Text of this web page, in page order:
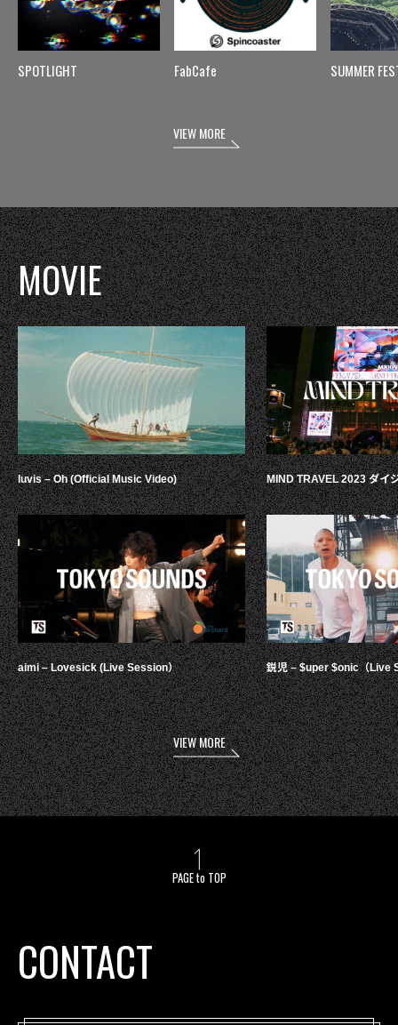
SPOTLIGHT FabCafe SUMMER
VIEW MORE
MOVIE
luvis – Oh (Official Music Video)
aimi – Lovesick (Live Session）
MIND TRAVEL 2023 ダイ
鋭児 – $uper $onic（Live
VIEW MORE
PAGE to TOP
CONTACT